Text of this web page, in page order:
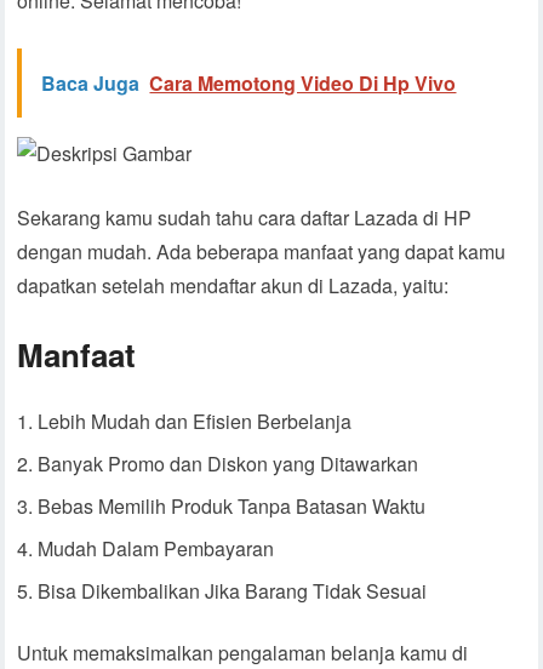
Baca Juga Cara Memotong Video Di Hp Vivo
Sekarang kamu sudah tahu cara daftar Lazada di HP
dengan mudah. Ada beberapa manfaat yang dapat kamu
dapatkan setelah mendaftar akun di Lazada, yaitu:
Manfaat
Lebih Mudah dan Efisien Berbelanja
Banyak Promo dan Diskon yang Ditawarkan
Bebas Memilih Produk Tanpa Batasan Waktu
Mudah Dalam Pembayaran
Bisa Dikembalikan Jika Barang Tidak Sesuai
Untuk memaksimalkan pengalaman belanja kamu di